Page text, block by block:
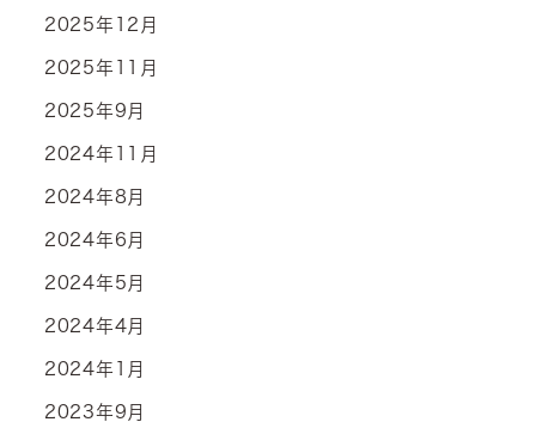
2025年12月
2025年11月
2025年9月
2024年11月
2024年8月
2024年6月
2024年5月
2024年4月
2024年1月
2023年9月